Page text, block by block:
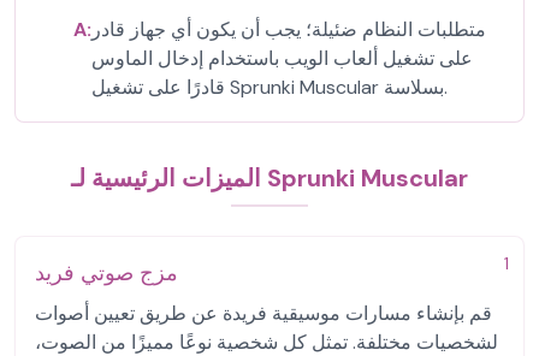
A: متطلبات النظام ضئيلة؛ يجب أن يكون أي جهاز قادر
على تشغيل ألعاب الويب باستخدام إدخال الماوس
قادرًا على تشغيل Sprunki Muscular بسلاسة.
الميزات الرئيسية لـ Sprunki Muscular
1 مزج صوتي فريد
قم بإنشاء مسارات موسيقية فريدة عن طريق تعيين أصوات
لشخصيات مختلفة. تمثل كل شخصية نوعًا مميزًا من الصوت،